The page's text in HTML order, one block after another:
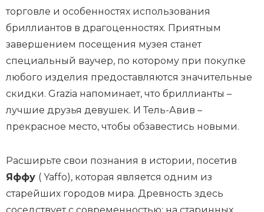
торговле и особенностях использования
бриллиантов в драгоценностях. Приятным
завершением посещения музея станет
специальный ваучер, по которому при покупке
любого изделия предоставляются значительные
скидки. Grazia напоминает, что бриллианты –
лучшие друзья девушек. И Тель-Авив –
прекрасное место, чтобы обзавестись новыми.
Расширьте свои познания в истории, посетив
Яффу ( Yaffo), которая является одним из
старейших городов мира. Древность здесь